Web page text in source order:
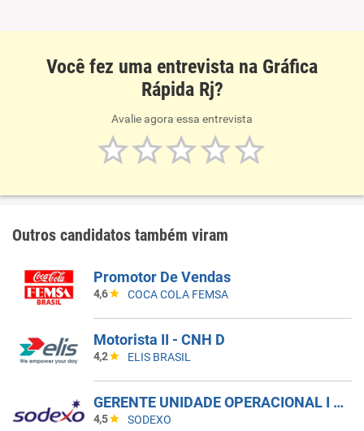
Você fez uma entrevista na Gráfica
Rápida Rj?
Avalie agora essa entrevista
Outros candidatos também viram
Promotor De Vendas
4,6 COCA COLA FEMSA
Motorista II - CNH D
4,2 ELIS BRASIL
GERENTE UNIDADE OPERACIONAL I - UAN
4,5 SODEXO